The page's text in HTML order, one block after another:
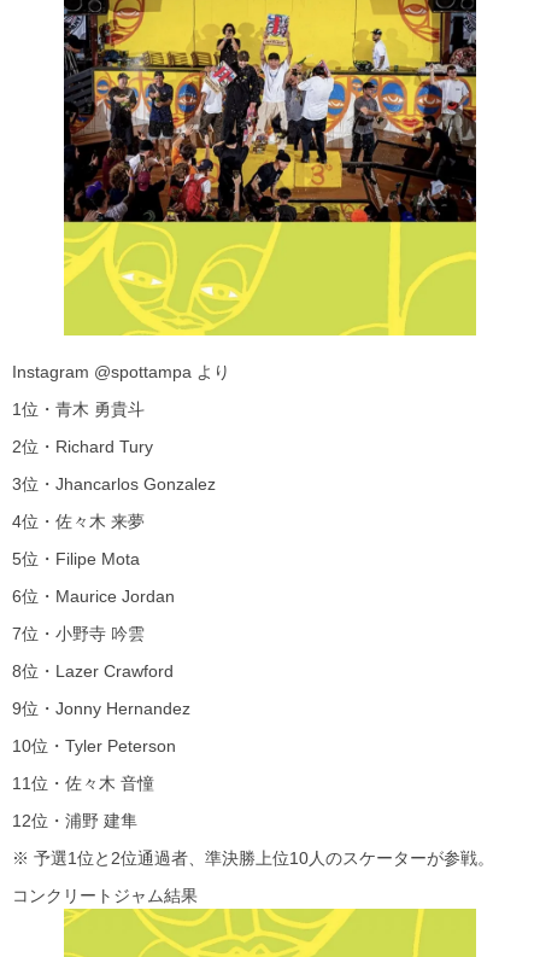
Instagram @spottampa より
1位・青木 勇貴斗
2位・Richard Tury
3位・Jhancarlos Gonzalez
4位・佐々木 来夢
5位・Filipe Mota
6位・Maurice Jordan
7位・小野寺 吟雲
8位・Lazer Crawford
9位・Jonny Hernandez
10位・Tyler Peterson
11位・佐々木 音憧
12位・浦野 建隼
※ 予選1位と2位通過者、準決勝上位10人のスケーターが参戦。
コンクリートジャム結果